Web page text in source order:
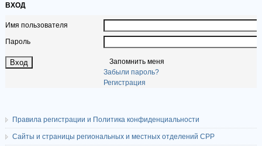
ВХОД
Имя пользователя
Пароль
Запомнить меня
Забыли пароль?
Регистрация
Правила регистрации и Политика конфиденциальности
Сайты и страницы региональных и местных отделений СРР